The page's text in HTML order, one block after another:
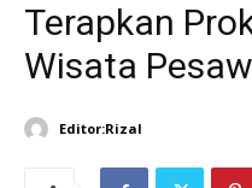
Terapkan
Wisata
Editor:Rizal